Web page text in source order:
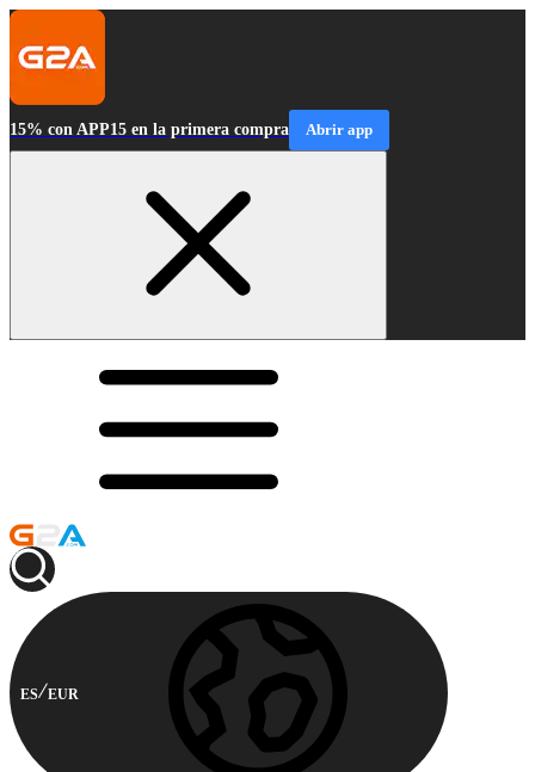
15% con APP15 en la primera compra Abrir app
ES EUR